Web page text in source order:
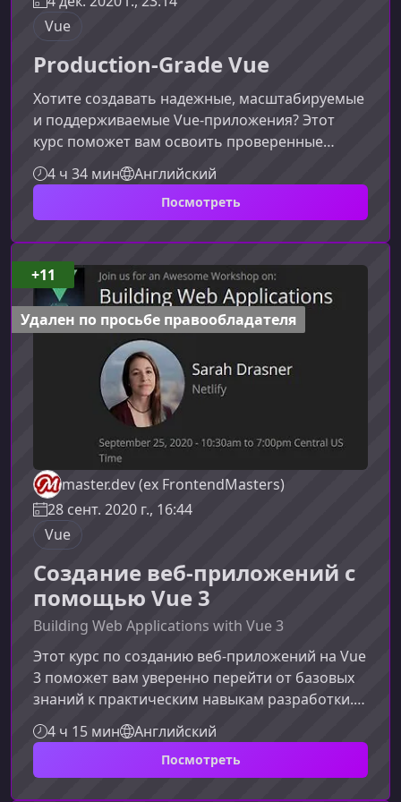
Vue
Production-Grade Vue
Хотите создавать надежные, масштабируемые
и поддерживаемые Vue-приложения? Этот
курс поможет вам освоить проверенные
продакшн-паттерны, понять их причины и
применять их осознанно, чтобы ваши проекты
росли без боли и технического долга.Что
GradeПродакшн-приложения отличаются не
только функциональностью. Важны
стабильность, скорость разработки и
предсказуемость поведения кода. В этом курсе
вы узнаете, как применять
4 ч 34 мин Английский
Посмотреть
master.dev (ex FrontendMasters)
28 сент. 2020 г., 16:44
Vue
Создание веб-приложений с
помощью Vue 3
Building Web Applications with Vue 3
Этот курс по созданию веб‑приложений на Vue
3 поможет вам уверенно перейти от базовых
знаний к практическим навыкам разработки.
Вы будете работать с реальными проектами,
осваивая продвинутые возможности Vue, Nuxt
и современные подходы к построению гибких
интерфейсов.Что вы изучите в этом курсеКурс
4 ч 15 мин Английский
Посмотреть
+11
Удален по просьбе правообладателя